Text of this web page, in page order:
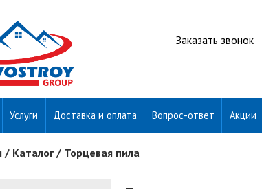
Заказать звонок
Услуги Доставка и оплата Вопрос-ответ Акции
/ Каталог / Торцевая пила